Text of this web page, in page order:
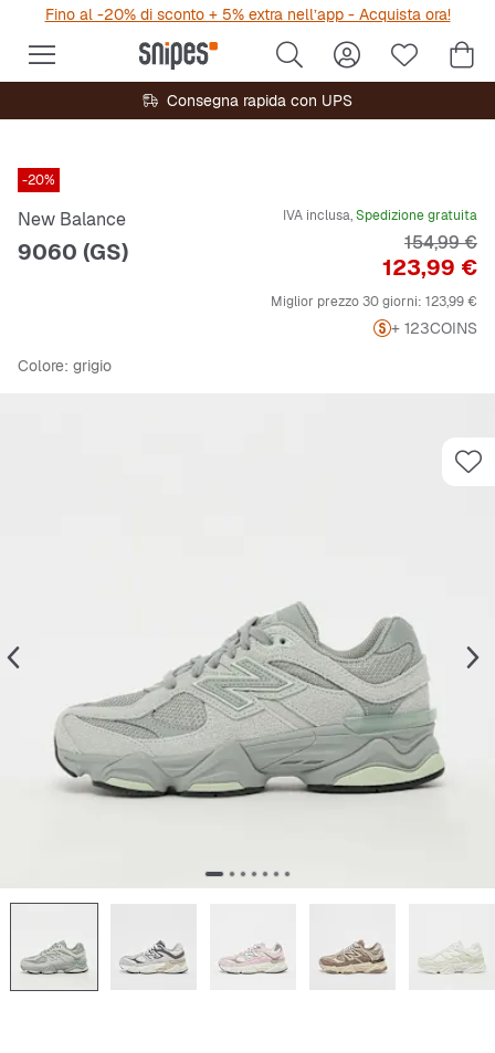
Fino al -20% di sconto + 5% extra nell’app - Acquista ora!
Consegna rapida con UPS
-20%
New Balance
9060 (GS)
IVA inclusa,Spedizione gratuita
Prezzo
123,99 €
Prezzo
154,99 €
Miglior prezzo 30 giorni: 123,99 €
+ 123COINS
Colore: grigio